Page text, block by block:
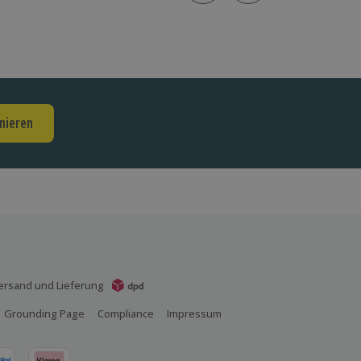
und Lieferung
Grounding Page Compliance Impressum